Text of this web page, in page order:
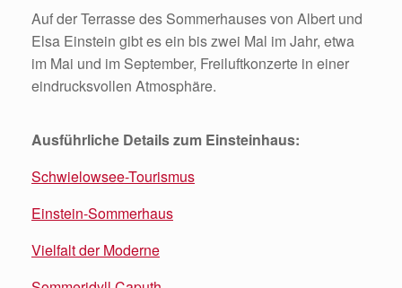
Auf der Terrasse des Sommerhauses von Albert und
Elsa Einstein gibt es ein bis zwei Mal im Jahr, etwa
im Mai und im September, Freiluftkonzerte in einer
eindrucksvollen Atmosphäre.
Ausführliche Details zum Einsteinhaus:
Schwielowsee-Tourismus
Einstein-Sommerhaus
Vielfalt der Moderne